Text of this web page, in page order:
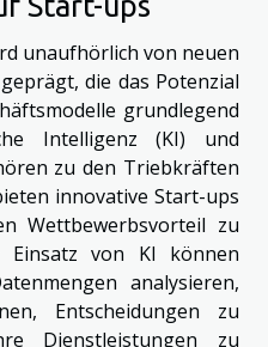
unaufhörlich von neuen
die das Potenzial
grundlegend
Intelligenz (KI) und
zu den Triebkräften
innovative Start-ups
Wettbewerbsvorteil zu
Einsatz von KI können
analysieren,
Entscheidungen zu
Dienstleistungen zu